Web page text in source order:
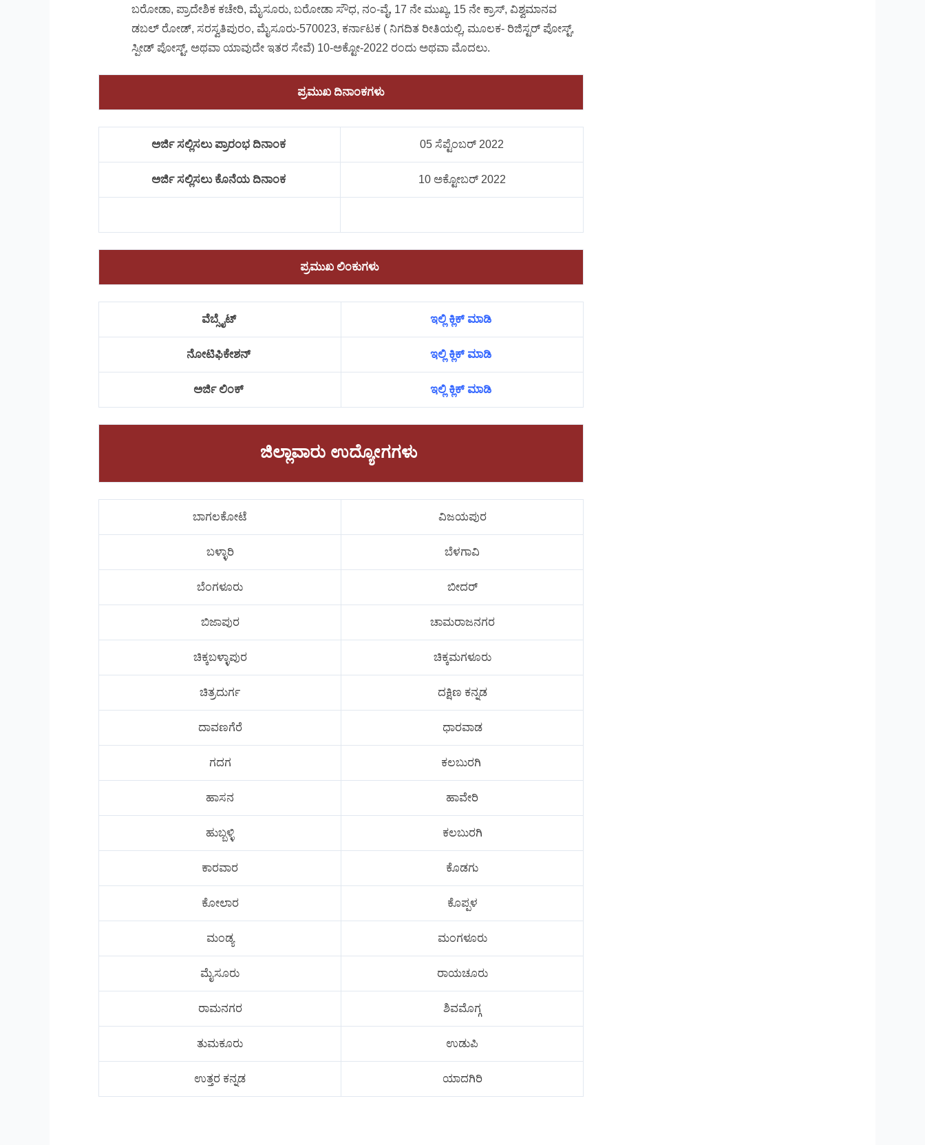
ಬರೋಡಾ, ಪ್ರಾದೇಶಿಕ ಕಚೇರಿ, ಮೈಸೂರು, ಬರೋಡಾ ಸೌಧ, ನಂ-ವೈ, 17 ನೇ ಮುಖ್ಯ, 15 ನೇ ಕ್ರಾಸ್, ವಿಶ್ವಮಾನವ
ಡಬಲ್ ರೋಡ್, ಸರಸ್ವತಿಪುರಂ, ಮೈಸೂರು-570023, ಕರ್ನಾಟಕ ( ನಿಗದಿತ ರೀತಿಯಲ್ಲಿ, ಮೂಲಕ- ರಿಜಿಸ್ಟರ್ ಪೋಸ್ಟ್,
ಸ್ಪೀಡ್ ಪೋಸ್ಟ್, ಅಥವಾ ಯಾವುದೇ ಇತರ ಸೇವೆ) 10-ಅಕ್ಟೋ-2022 ರಂದು ಅಥವಾ ಮೊದಲು.
ಪ್ರಮುಖ ದಿನಾಂಕಗಳು
ಅರ್ಜಿ ಸಲ್ಲಿಸಲು ಪ್ರಾರಂಭ ದಿನಾಂಕ 05 ಸೆಪ್ಟೆಂಬರ್​​ 2022
ಅರ್ಜಿ ಸಲ್ಲಿಸಲು ಕೊನೆಯ ದಿನಾಂಕ 10 ಅಕ್ಟೋಬರ್ 2022
ಪ್ರಮುಖ ಲಿಂಕುಗಳು
ವೆಬ್ಸೈಟ್ ಇಲ್ಲಿ ಕ್ಲಿಕ್ ಮಾಡಿ
ನೋಟಿಫಿಕೇಶನ್ ಇಲ್ಲಿ ಕ್ಲಿಕ್ ಮಾಡಿ
ಅರ್ಜಿ ಲಿಂಕ್ ಇಲ್ಲಿ ಕ್ಲಿಕ್ ಮಾಡಿ
ಜಿಲ್ಲಾವಾರು ಉದ್ಯೋಗಗಳು
ಬಾಗಲಕೋಟೆ ವಿಜಯಪುರ
ಬಳ್ಳಾರಿ ಬೆಳಗಾವಿ
ಬೆಂಗಳೂರು ಬೀದರ್
ಬಿಜಾಪುರ ಚಾಮರಾಜನಗರ
ಚಿಕ್ಕಬಳ್ಳಾಪುರ ಚಿಕ್ಕಮಗಳೂರು
ಚಿತ್ರದುರ್ಗ ದಕ್ಷಿಣ ಕನ್ನಡ
ದಾವಣಗೆರೆ ಧಾರವಾಡ
ಗದಗ ಕಲಬುರಗಿ
ಹಾಸನ ಹಾವೇರಿ
ಹುಬ್ಬಳ್ಳಿ ಕಲಬುರಗಿ
ಕಾರವಾರ ಕೊಡಗು
ಕೋಲಾರ ಕೊಪ್ಪಳ
ಮಂಡ್ಯ ಮಂಗಳೂರು
ಮೈಸೂರು ರಾಯಚೂರು
ರಾಮನಗರ ಶಿವಮೊಗ್ಗ
ತುಮಕೂರು ಉಡುಪಿ
ಉತ್ತರ ಕನ್ನಡ ಯಾದಗಿರಿ